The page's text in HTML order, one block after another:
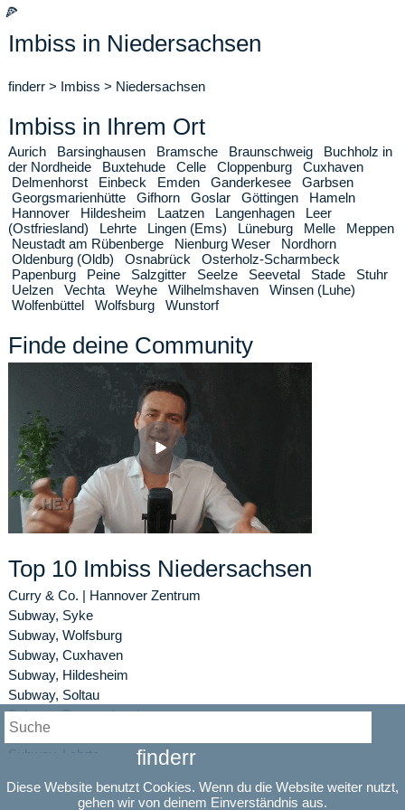
🍕
Imbiss in Niedersachsen
finderr > Imbiss > Niedersachsen
Imbiss in Ihrem Ort
Aurich Barsinghausen Bramsche Braunschweig
Buchholz in
der Nordheide
Buxtehude Celle Cloppenburg
Cuxhaven
Delmenhorst
Einbeck Emden Ganderkesee
Garbsen
Georgsmarienhütte
Gifhorn Goslar Göttingen
Hameln
Hannover
Hildesheim Laatzen Langenhagen
Leer
(Ostfriesland)
Lehrte Lingen (Ems) Lüneburg Melle
Meppen
Neustadt am Rübenberge
Nienburg Weser
Nordhorn
Oldenburg (Oldb)
Osnabrück
Osterholz-Scharmbeck
Papenburg
Peine Salzgitter Seelze Seevetal Stade
Stuhr
Uelzen
Vechta Weyhe Wilhelmshaven
Winsen (Luhe)
Wolfenbüttel
Wolfsburg Wunstorf
Finde deine Community
Top 10 Imbiss Niedersachsen
Curry & Co. | Hannover Zentrum
Subway, Syke
Subway, Wolfsburg
Subway, Cuxhaven
Subway, Hildesheim
Subway, Soltau
Subway, Braunschweig
Subway, Nordhorn
Subway, Lehrte
finderr
Diese Website benutzt Cookies. Wenn du die Website weiter nutzt,
gehen wir von deinem Einverständnis aus.